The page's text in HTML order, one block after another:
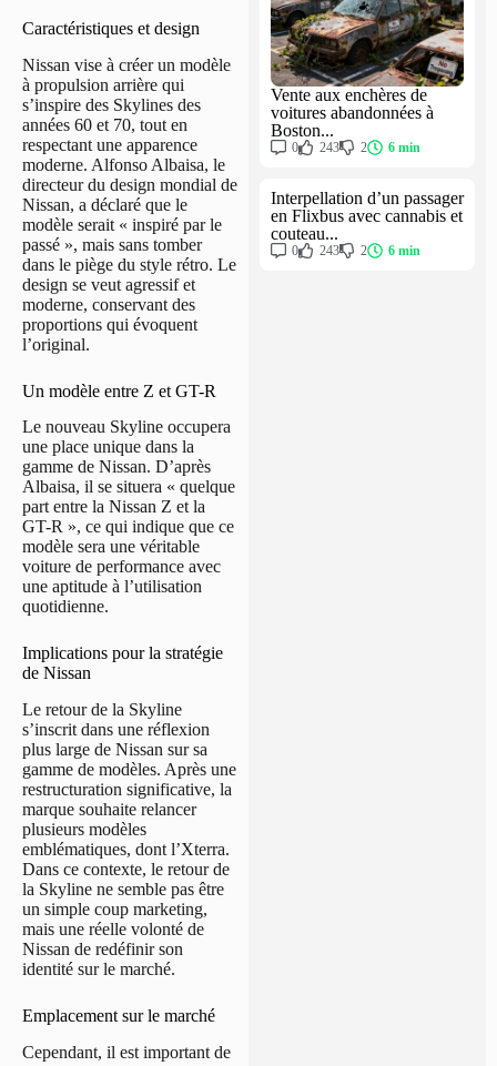
Caractéristiques et design
Nissan vise à créer un modèle
à propulsion arrière qui
s’inspire des Skylines des
années 60 et 70, tout en
respectant une apparence
moderne. Alfonso Albaisa, le
directeur du design mondial de
Nissan, a déclaré que le
modèle serait « inspiré par le
passé », mais sans tomber
dans le piège du style rétro. Le
design se veut agressif et
moderne, conservant des
proportions qui évoquent
l’original.
Un modèle entre Z et GT-R
Le nouveau Skyline occupera
une place unique dans la
gamme de Nissan. D’après
Albaisa, il se situera « quelque
part entre la Nissan Z et la
GT-R », ce qui indique que ce
modèle sera une véritable
voiture de performance avec
une aptitude à l’utilisation
quotidienne.
Implications pour la stratégie
de Nissan
Le retour de la Skyline
s’inscrit dans une réflexion
plus large de Nissan sur sa
gamme de modèles. Après une
restructuration significative, la
marque souhaite relancer
plusieurs modèles
emblématiques, dont l’Xterra.
Dans ce contexte, le retour de
la Skyline ne semble pas être
un simple coup marketing,
mais une réelle volonté de
Nissan de redéfinir son
identité sur le marché.
Emplacement sur le marché
Cependant, il est important de
Vente aux enchères de
voitures abandonnées à
Boston...
0 243 2 6 min
Interpellation d’un passager
en Flixbus avec cannabis et
couteau...
0 243 2 6 min